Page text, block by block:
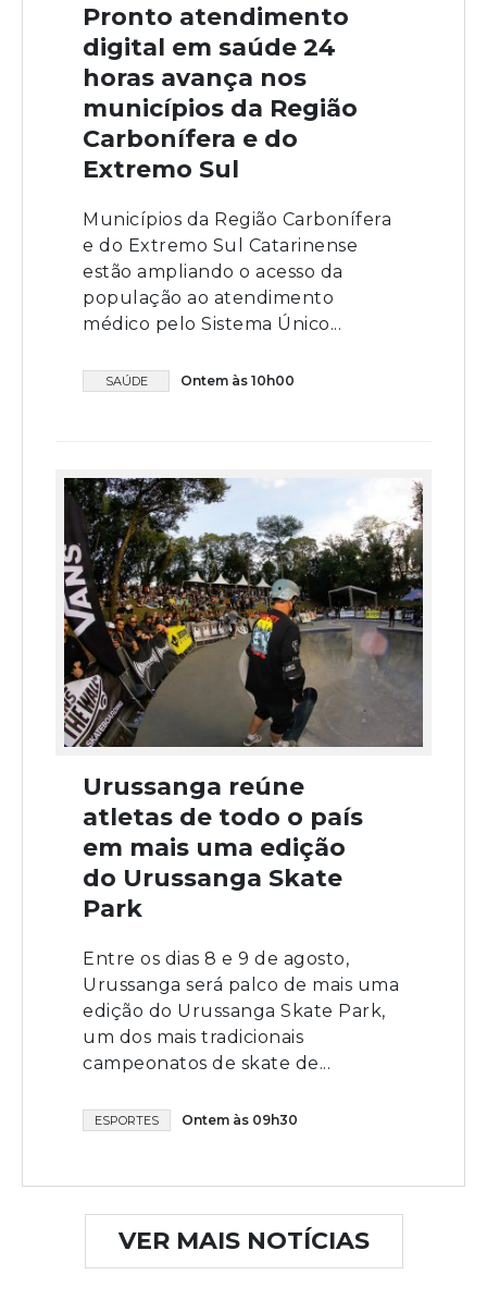
Pronto atendimento
digital em saúde 24
horas avança nos
municípios da Região
Carbonífera e do
Extremo Sul
Municípios da Região Carbonífera
e do Extremo Sul Catarinense
estão ampliando o acesso da
população ao atendimento
médico pelo Sistema Único...
SAÚDE Ontem às 10h00
Urussanga reúne
atletas de todo o país
em mais uma edição
do Urussanga Skate
Park
Entre os dias 8 e 9 de agosto,
Urussanga será palco de mais uma
edição do Urussanga Skate Park,
um dos mais tradicionais
campeonatos de skate de...
ESPORTES Ontem às 09h30
VER MAIS NOTÍCIAS